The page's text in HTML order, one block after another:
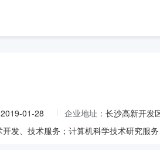
2019-01-28 企业地址： 长沙高新开发